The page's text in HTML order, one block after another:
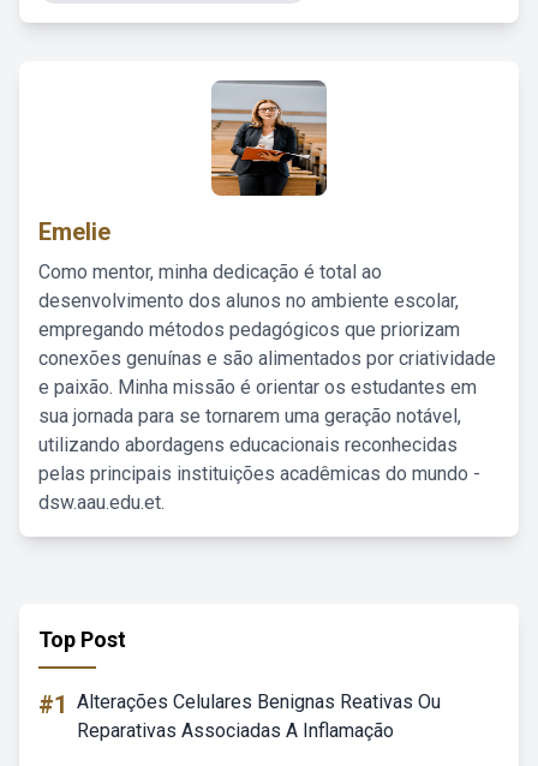
Emelie
Como mentor, minha dedicação é total ao
desenvolvimento dos alunos no ambiente escolar,
empregando métodos pedagógicos que priorizam
conexões genuínas e são alimentados por criatividade
e paixão. Minha missão é orientar os estudantes em
sua jornada para se tornarem uma geração notável,
utilizando abordagens educacionais reconhecidas
pelas principais instituições acadêmicas do mundo -
dsw.aau.edu.et.
Top Post
#1 Alterações Celulares Benignas Reativas Ou
Reparativas Associadas A Inflamação